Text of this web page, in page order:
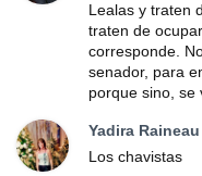
Lealas y traten
traten de
corresponde.
senador, para
porque sino, se
Yadira Raineau
Los chavistas